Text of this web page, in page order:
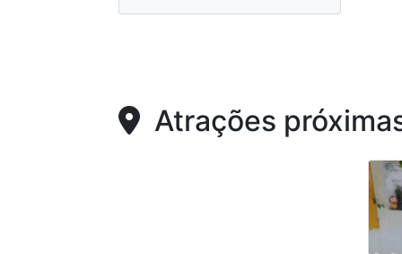
Atrações